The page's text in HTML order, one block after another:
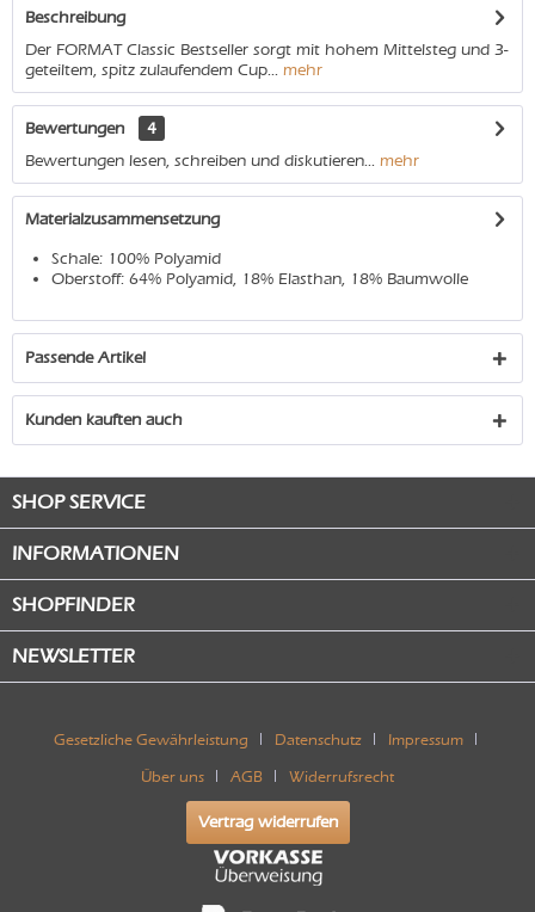
Beschreibung
Der FORMAT Classic Bestseller sorgt mit hohem Mittelsteg und 3-
geteiltem, spitz zulaufendem Cup... mehr
Bewertungen
4
Bewertungen lesen, schreiben und diskutieren... mehr
Materialzusammensetzung
Schale: 100% Polyamid
Oberstoff: 64% Polyamid, 18% Elasthan, 18% Baumwolle
Passende Artikel
Kunden kauften auch
SHOP SERVICE
INFORMATIONEN
SHOPFINDER
NEWSLETTER
Gesetzliche Gewährleistung Datenschutz Impressum
Über uns AGB Widerrufsrecht
Vertrag widerrufen